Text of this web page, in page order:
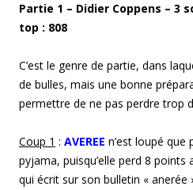
Partie 1 – Didier Coppens – 3
top : 808
C’est le genre de partie, dans
de bulles, mais une bonne
permettre de ne pas perdre trop
Coup 1 : AVEREE n’est loupé que
pyjama, puisqu’elle perd 8 points
qui écrit sur son bulletin «